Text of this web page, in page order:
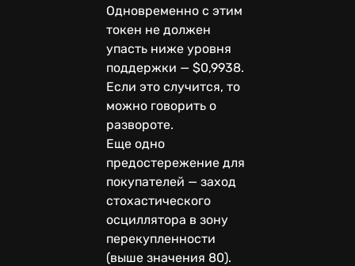
Одновременно с этим
токен не должен
упасть ниже уровня
поддержки — $0,9938.
Если это случится, то
можно говорить о
развороте.
Еще одно
предостережение для
покупателей — заход
стохастического
осциллятора в зону
перекупленности
(выше значения 80).